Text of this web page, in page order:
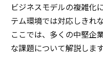
ビジネスモデルの複雑化
テム環境では対応しきれ
ここでは、多くの中堅企
な課題について解説します